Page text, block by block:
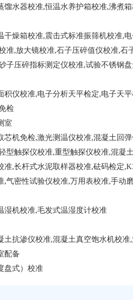
馏水器校准,恒温水养护箱校准,沸煮
干燥箱校准,震击式标准振筛机校准,
准,放大镜校准,石子压碎值仪校准,石
子压碎指标测定仪校准,试验不锈钢
积仪校准,电子分析天平检定,电子天
检
室
芯机免检,激光测温仪校准,混凝土回
型触探仪校准,重型触探仪校准,混凝
准,长杆式水泥取样器校准,砝码检定
,气密性试验仪校准,万用表校准,手动
湿机校准,毛发式温湿度计校准
土抗渗仪校准,混凝土真空饱水机校
配备
盘式）校准